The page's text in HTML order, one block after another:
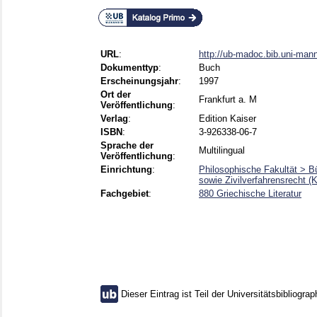
URL:
http://ub-madoc.bib.uni-
Dokumenttyp:
Buch
Erscheinungsjahr:
1997
Ort der
Veröffentlichung:
Frankfurt a. M
Verlag:
Edition Kaiser
ISBN :
3-926338-06-7
Sprache der
Veröffentlichung:
Multilingual
Einrichtung:
Philosophische Fakultät >
sowie Zivilverfahrensrecht
Fachgebiet: 880 Griechische Literatur
Dieser Eintrag ist Teil der